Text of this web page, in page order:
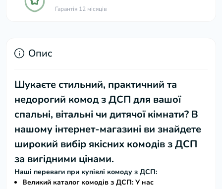
Гарантія 12 місяців
Опис
Шукаєте стильний, практичний та
недорогий комод з ДСП для вашої
спальні, вітальні чи дитячої кімнати? В
нашому інтернет-магазині ви знайдете
широкий вибір якісних комодів з ДСП
за вигідними цінами.
Наші переваги при купівлі комоду з ДСП:
Великий каталог комодів з ДСП: У нас